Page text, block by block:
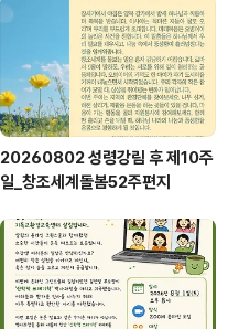
20260802 성령강림 후 제10주
일_창조세계돌봄52주편지